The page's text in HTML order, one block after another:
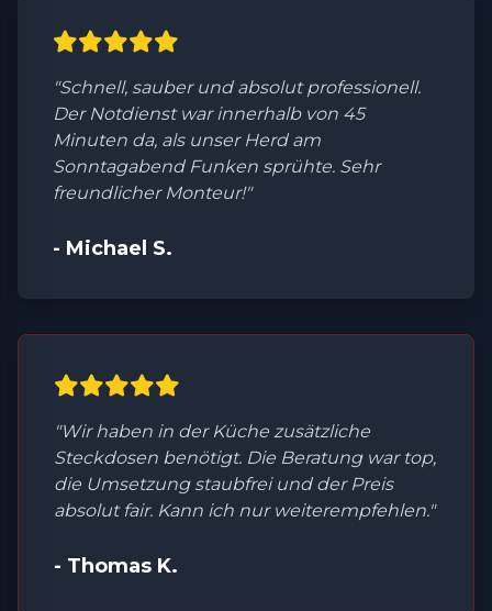
"Schnell, sauber und absolut professionell.
Der Notdienst war innerhalb von 45
Minuten da, als unser Herd am
Sonntagabend Funken sprühte. Sehr
freundlicher Monteur!"
- Michael S.
"Wir haben in der Küche zusätzliche
Steckdosen benötigt. Die Beratung war top,
die Umsetzung staubfrei und der Preis
absolut fair. Kann ich nur weiterempfehlen."
- Thomas K.